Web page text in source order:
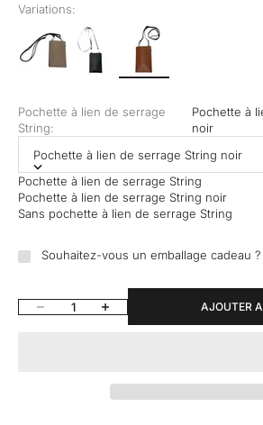
Variations:
Pochette à lien de serrage
String:
Pochette à
noir
Pochette à lien de serrage String noir
Pochette à lien de serrage String
Pochette à lien de serrage String noir
Sans pochette à lien de serrage String
Souhaitez-vous un emballage cadeau ?
Diminuer la quantitéAugmenter la quantitéAJOUTER